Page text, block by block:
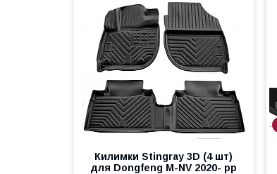
Килимки Stingray 3D (4 шт)
для Dongfeng M-NV 2020- рр